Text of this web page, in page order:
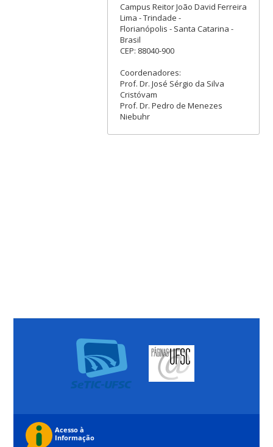
Campus Reitor João David Ferreira
Lima - Trindade -
Florianópolis - Santa Catarina -
Brasil
CEP: 88040-900
Coordenadores:
Prof. Dr. José Sérgio da Silva
Cristóvam
Prof. Dr. Pedro de Menezes
Niebuhr